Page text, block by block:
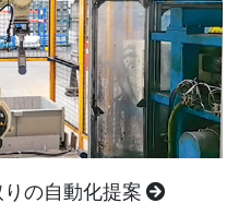
の自動化提案